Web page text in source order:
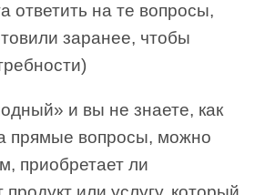
ответить на те вопросы,
заранее, чтобы
и вы не знаете, как
прямые вопросы, можно
приобретает ли